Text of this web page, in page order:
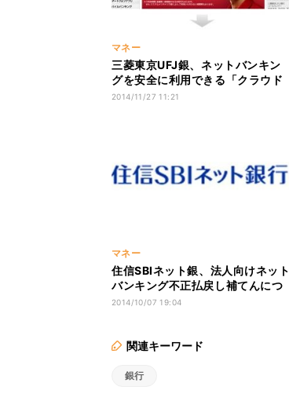
マネー
三菱東京UFJ銀、ネットバンキン
グを安全に利用できる「クラウド
ダイレクト」
2014/11/27 11:21
マネー
住信SBIネット銀、法人向けネット
バンキング不正払戻し補てんにつ
いて発表
2014/10/07 19:04
関連キーワード
銀行